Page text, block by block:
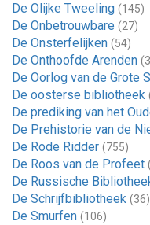
De Olijke Tweeling (145)
De Onbetrouwbare (27)
De Onsterfelijken (54)
De Onthoofde Arenden
De Oorlog van de Grote
De oosterse bibliotheek
De prediking van het
De Prehistorie van de
De Rode Ridder (755)
De Roos van de Profeet
De Russische
De Schrijfbibliotheek (36)
De Smurfen (106)